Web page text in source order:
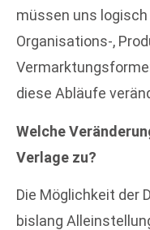
müssen uns
Organisations-,
diese Abläufe
Welche
Verlage zu?
Die Möglichkeit der
bislang